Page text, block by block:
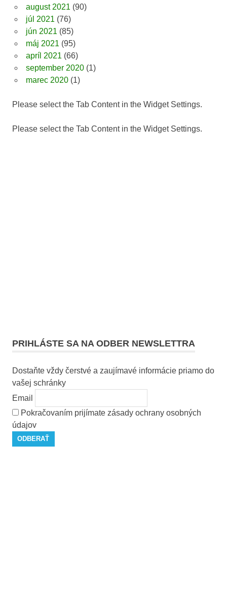
august 2021 (90)
júl 2021 (76)
jún 2021 (85)
máj 2021 (95)
apríl 2021 (66)
september 2020(1)
marec 2020(1)
Please select the Tab Content in the Widget Settings.
Please select the Tab Content in the Widget Settings.
PRIHLÁSTE SA NA ODBER NEWSLETTRA
Dostaňte vždy čerstvé a zaujímavé informácie priamo do
vašej schránky
Email
Pokračovaním prijímate zásady ochrany osobných
údajov